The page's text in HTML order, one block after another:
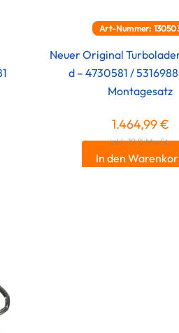
Art-Nummer:
Neuer Original
d – 4730581 /
Montagesatz
1.464,99€
inkl. 19 % MwSt.
In den